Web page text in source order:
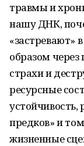
травмы и
нашу ДНК,
«застревают»
образом
страхи и
ресурсные
устойчивость,
предков» и
жизненные